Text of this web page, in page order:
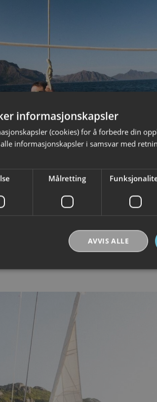
informasjonskapsler
(cookies) for å forbedre din
informasjonskapsler i samsvar med
Målretting
AVVIS ALLE
tillater kjernefunksjoner på nettstedet, som
nødvendige informasjonskapsler.
Utløpsdato
30
minutter
Denne informasjonskapselen brukes til
og roboter. Dette er gunstig for
6 måneder
Denne informasjonskapselen brukes av
informasjonskapsel. Det er nødvendig